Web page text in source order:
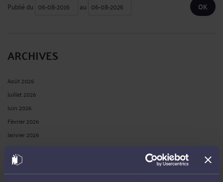
Publié du au
ARCHIVES
Août 2026
Juillet 2026
Juin 2026
Février 2026
Janvier 2026
Novembre 2025
Octobre 2025